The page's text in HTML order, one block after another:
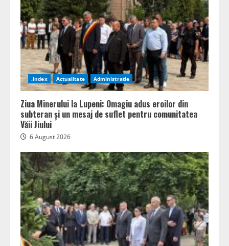
.Index Actualitate Administratie
Ziua Minerului la Lupeni: Omagiu adus eroilor din
subteran și un mesaj de suflet pentru comunitatea
Văii Jiului
6 August 2026